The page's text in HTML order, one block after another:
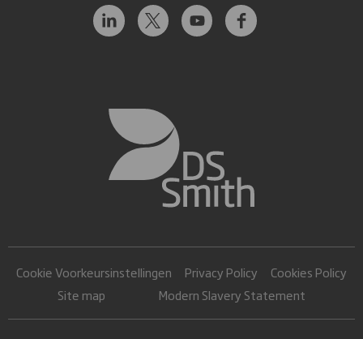
Cookie Voorkeursinstellingen Privacy Policy
Cookies Policy
Site map
Modern Slavery Statement